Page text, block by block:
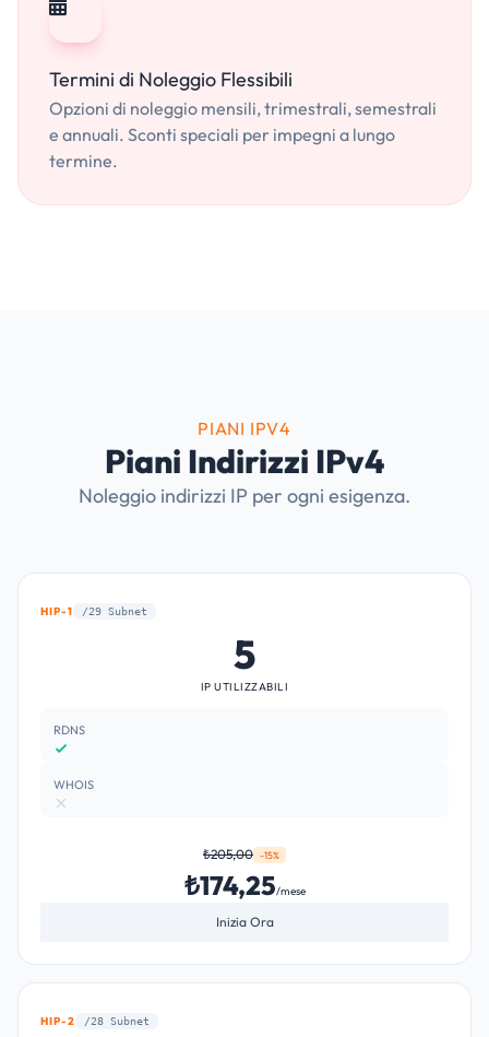
Termini di Noleggio Flessibili
Opzioni di noleggio mensili, trimestrali, semestrali
e annuali. Sconti speciali per impegni a lungo
termine.
PIANI IPV4
Piani Indirizzi IPv4
Noleggio indirizzi IP per ogni esigenza.
HIP-1 /29 Subnet
5
IP UTILIZZABILI
RDNS
WHOIS
₺205,00 -15%
₺174,25/mese
Inizia Ora
HIP-2 /28 Subnet